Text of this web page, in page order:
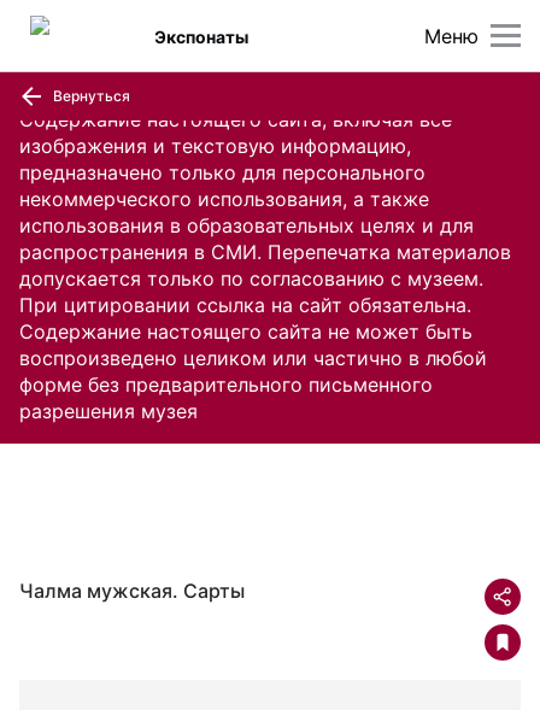
Содержание настоящего сайта, включая все
изображения и текстовую информацию,
предназначено только для персонального
некоммерческого использования, а также
использования в образовательных целях и для
распространения в СМИ. Перепечатка материалов
допускается только по согласованию с музеем.
При цитировании ссылка на сайт обязательна.
Содержание настоящего сайта не может быть
воспроизведено целиком или частично в любой
форме без предварительного письменного
разрешения музея
Меню
Экспонаты
Вернуться
Чалма мужская. Сарты